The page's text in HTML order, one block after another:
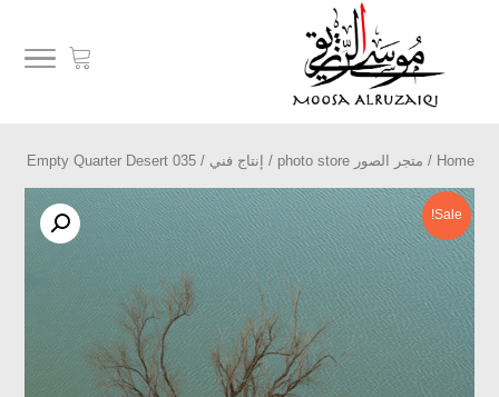
Home
/ متجر الصور photo store / إنتاج فني / Empty Quarter Desert 035
Sale!